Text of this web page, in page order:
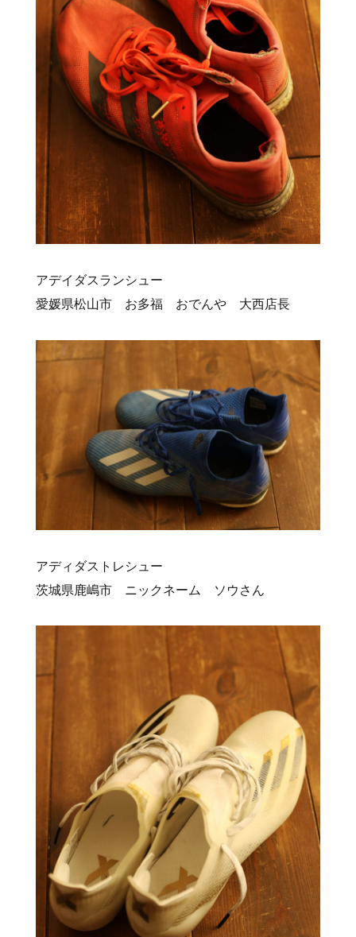
アデイダスランシュー
愛媛県松山市 お多福 おでんや 大西店長
アディダストレシュー
茨城県鹿嶋市 ニックネーム ソウさん